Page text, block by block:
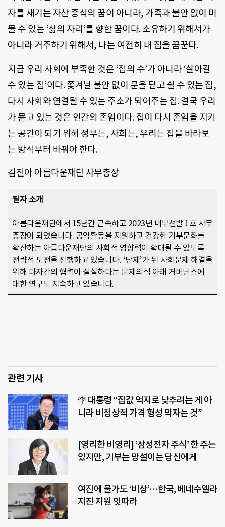
자를 새기는 자산 증식의 꿈이 아니라, 가족과 불안 없이 머
물 수 있는 ‘삶의 자리’를 향한 꿈이다. 소유하기 위해서가
아니라 거주하기 위해서, 나는 여전히 내 집을 꿈꾼다.
지금 우리 사회에 부족한 것은 ‘집의 수’가 아니라 ‘살아갈
수 있는 집’이다. 쫓겨날 불안 없이 문을 닫고 쉴 수 있는 집,
다시 사회와 연결될 수 있는 주소가 되어주는 집. 결국 우리
가 묻고 있는 것은 인간의 존엄이다. 집이 다시 존엄을 지키
는 공간이 되기 위해 정부는, 사회는, 우리는 집을 바라보
는 방식부터 바꿔야 한다.
김진아 아름다운재단 사무총장
필자 소개
아름다운재단에서 15년간 근속하고 2023년 내부선발 1호 사무
총장이 되었습니다. 공익활동을 지원하고 건강한 기부문화를
확산하는 아름다운재단의 사회적 영향력이 확대될 수 있도록
전략적 도전을 진행하고 있습니다. ‘난제’가 된 사회문제 해결을
위해 다자간의 협력이 절실하다는 문제의식 아래 거버넌스에
대한 연구도 지속하고 있습니다.
관련 기사
李 대통령 “집값 억지로 낮추려는 게 아
니라 비정상적 가격 형성 막자는 것”
[영리한 비영리] ‘삼성전자 주식’ 한 주는
있지만, 기부는 망설이는 당신에게
여진에 물가도 ‘비상’…한국, 베네수엘라
지진 지원 잇따라